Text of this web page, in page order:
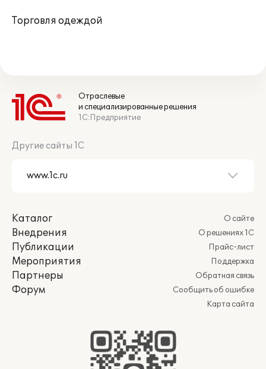
Торговля одеждой
Отраслевые
и специализированные решения
1С:Предприятие
Другие сайты 1С
Каталог
Внедрения
Публикации
Мероприятия
Партнеры
Форум
О сайте
О решениях 1С
Прайс-лист
Поддержка
Обратная связь
Сообщить об ошибке
Карта сайта